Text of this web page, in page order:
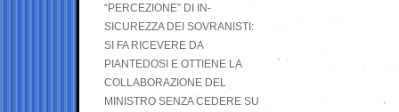
“PERCEZIONE” DI IN-
SICUREZZA DEI SOVRANISTI:
SI FA RICEVERE DA
PIANTEDOSI E OTTIENE LA
COLLABORAZIONE DEL
MINISTRO SENZA CEDERE SU